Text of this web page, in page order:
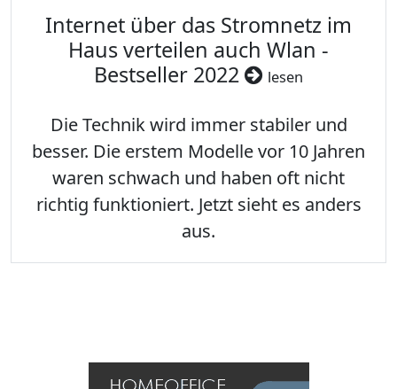
Internet über das Stromnetz im
Haus verteilen auch Wlan -
Bestseller 2022
lesen
Die Technik wird immer stabiler und
besser. Die erstem Modelle vor 10 Jahren
waren schwach und haben oft nicht
richtig funktioniert. Jetzt sieht es anders
aus.